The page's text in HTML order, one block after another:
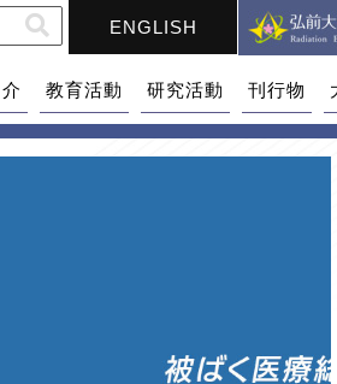
ENGLISH
教育活動 研究活動 刊行物